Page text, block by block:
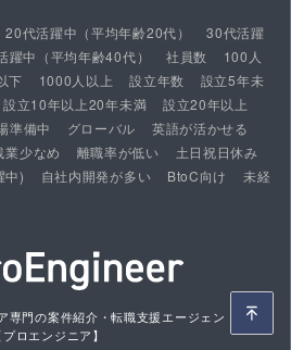
20代活躍中（平均年齢20代）
30代活躍
躍中（平均年齢40代） 社員数
100人
下 1000人以上 設立年数
設立5年未
設立10年以上20年未満
設立20年以上
準備中 グローバル
英語が活かせる
業少なめ 離職率が低い
土日祝日休み
中)
自社内開発が多い BtoC向け
未経
専門の案件紹介・転職支援エージェント
プロエンジニア】